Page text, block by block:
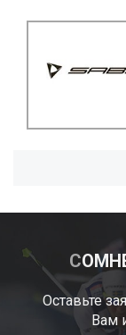
Оставьте
Вам